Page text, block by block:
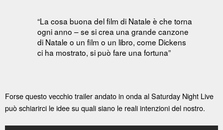
“La cosa buona del film di Natale è che torna
ogni anno – se si crea una grande canzone
di Natale o un film o un libro, come Dickens
ci ha mostrato, si può fare una fortuna”
Forse questo vecchio trailer andato in onda al Saturday Night Live
può schiarirci le idee su quali siano le reali intenzioni del nostro.